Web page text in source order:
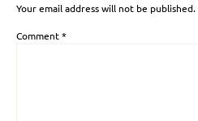
Your email address will not be published.
Comment*